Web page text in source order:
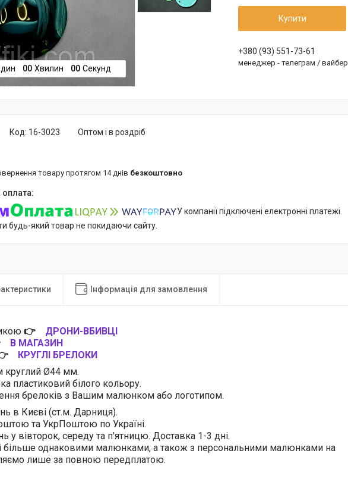
00 Хвилин 00 Секунд
Купити
+380 (93) 551-73-61
менеджер - телеграм / вайбер
Оптом і в роздріб
Код: 16-3023
товару протягом 14 днів безкоштовно
У компанії підключені електронні платежі.
будь-який товар не покидаючи сайту.
Інформація для замовлення
👉 ДРОНИ-ВБИВЦІ
В МАГАЗИН
КРУГЛІ БРЕЛОКИ
круглий Ø44 мм.
пластиковий білого кольору.
брелоків з Вашим малюнком або логотипом.
в Києві (ст.м. Дарниця).
та УкрПоштою по Україні.
у вівторок, середу та п'ятницю. Доставка 1-3 дні.
більше однаковими малюнками, а також з персональними малюнками на
лише за повною передплатою.